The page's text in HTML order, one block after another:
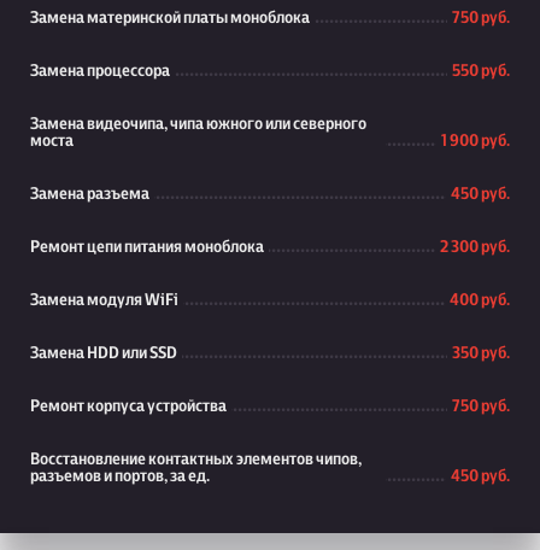
Замена материнской платы моноблока 750 руб.
Замена процессора 550 руб.
Замена видеочипа, чипа южного или северного
моста
1 900 руб.
Замена разъема 450 руб.
Ремонт цепи питания моноблока 2 300 руб.
Замена модуля WiFi 400 руб.
Замена HDD или SSD 350 руб.
Ремонт корпуса устройства 750 руб.
Восстановление контактных элементов чипов,
разъемов и портов, за ед.
450 руб.